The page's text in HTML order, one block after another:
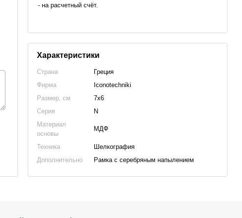
- на расчетный счёт.
Характеристики
Страна
Греция
Фирма
Iconotechniki
Размер, см
7x6
Серия
N
Материал
основы
МДФ
Техника
Шелкография
Дополнительно
Рамка с серебряным напылением